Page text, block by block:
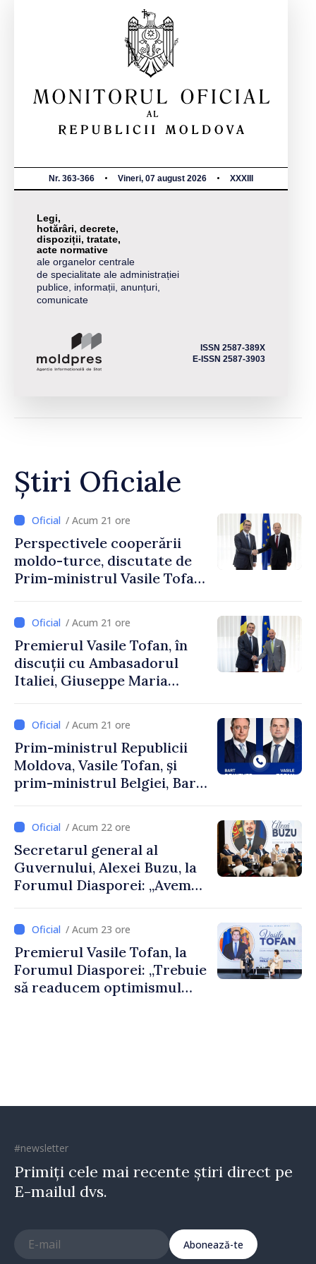
Nr. 363-366 Vineri, 07 august 2026 XXXIII
Legi,
hotărâri, decrete,
dispoziții, tratate,
acte normative
ale organelor centrale
de specialitate ale administrației
publice, informații, anunțuri,
comunicate
ISSN 2587-389X
E-ISSN 2587-3903
Știri Oficiale
/ Acum 21 ore
Perspectivele cooperării
moldo-turce, discutate de
Prim-ministrul Vasile Tofan
Uygar Mustafa Sertel
/ Acum 21 ore
Premierul Vasile Tofan, în
discuții cu Ambasadorul
Italiei, Giuseppe Maria
/ Acum 21 ore
Prim-ministrul Republicii
Moldova, Vasile Tofan, și
prim-ministrul Belgiei, Bart
despre parcursul european
al Republicii Moldova.
/ Acum 22 ore
Secretarul general al
Guvernului, Alexei Buzu, la
Forumul Diasporei: „Avem
dumneavoastră pentru a
construi comunități mai
puternice”
/ Acum 23 ore
Premierul Vasile Tofan, la
Forumul Diasporei: „Trebuie
să readucem optimismul
#newsletter
Primiți cele mai recente știri direct pe
E-mailul dvs.
Abonează-te